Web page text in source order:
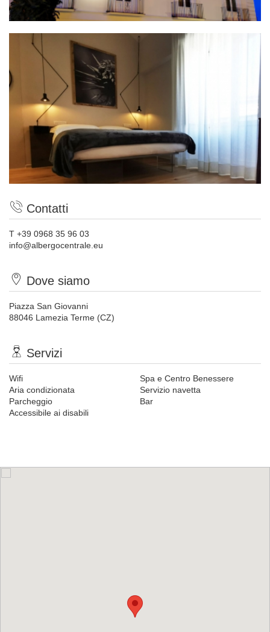
Contatti
T +39 0968 35 96 03
info@albergocentrale.eu
Dove siamo
Piazza San Giovanni
88046 Lamezia Terme (CZ)
Servizi
Wifi
Aria condizionata
Parcheggio
Accessibile ai disabili
Spa e Centro Benessere
Servizio navetta
Bar